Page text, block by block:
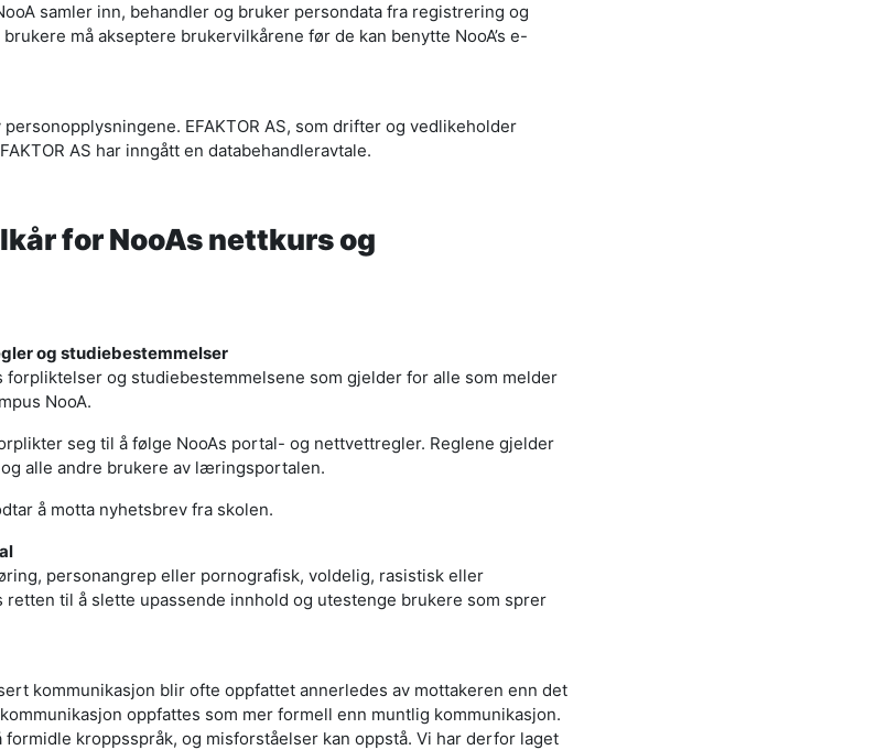
samler inn, behandler og bruker persondata fra registrering og
må akseptere brukervilkårene før de kan benytte NooA’s e-
EFAKTOR AS, som drifter og vedlikeholder
AS har inngått en databehandleravtale.
for NooAs nettkurs og
og studiebestemmelser
og studiebestemmelsene som gjelder for alle som melder
NooA.
seg til å følge NooAs portal- og nettvettregler. Reglene gjelder
alle andre brukere av læringsportalen.
å motta nyhetsbrev fra skolen.
personangrep eller pornografisk, voldelig, rasistisk eller
til å slette upassende innhold og utestenge brukere som sprer
kommunikasjon blir ofte oppfattet annerledes av mottakeren enn det
oppfattes som mer formell enn muntlig kommunikasjon.
kroppsspråk, og misforståelser kan oppstå. Vi har derfor laget